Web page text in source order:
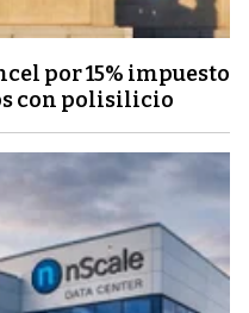
por 15% impuesto
con polisilicio